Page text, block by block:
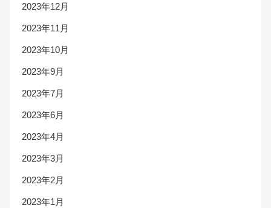
2023年12月
2023年11月
2023年10月
2023年9月
2023年7月
2023年6月
2023年4月
2023年3月
2023年2月
2023年1月